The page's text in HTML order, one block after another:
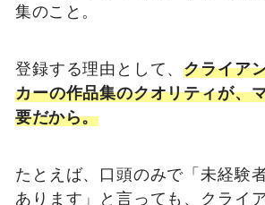
集のこと。
登録する理由として、クライア
カーの作品集のクオリティが、
要だから。
たとえば、口頭のみで「未経験
あります」と言っても、クライ